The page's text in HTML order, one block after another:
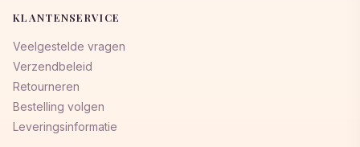
KLANTENSERVICE
Veelgestelde vragen
Verzendbeleid
Retourneren
Bestelling volgen
Leveringsinformatie